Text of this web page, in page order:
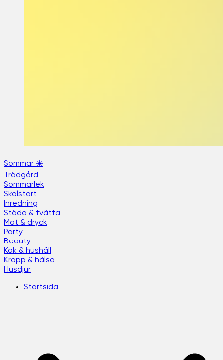
Sommar ☀️
Trädgård
Sommarlek
Skolstart
Inredning
Städa & tvätta
Mat & dryck
Party
Beauty
Kök & hushåll
Kropp & hälsa
Husdjur
Startsida